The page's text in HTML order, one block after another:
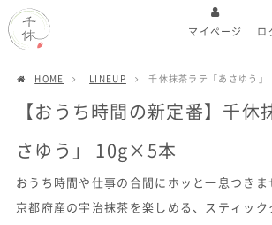
ロ
マイページ
HOME LINEUP 千休抹茶ラテ「あさゆう」
【おうち時間の新定番】千休
さゆう」 10g×5本
おうち時間や仕事の合間にホッと一息つきま
京都府産の宇治抹茶を楽しめる、スティッ